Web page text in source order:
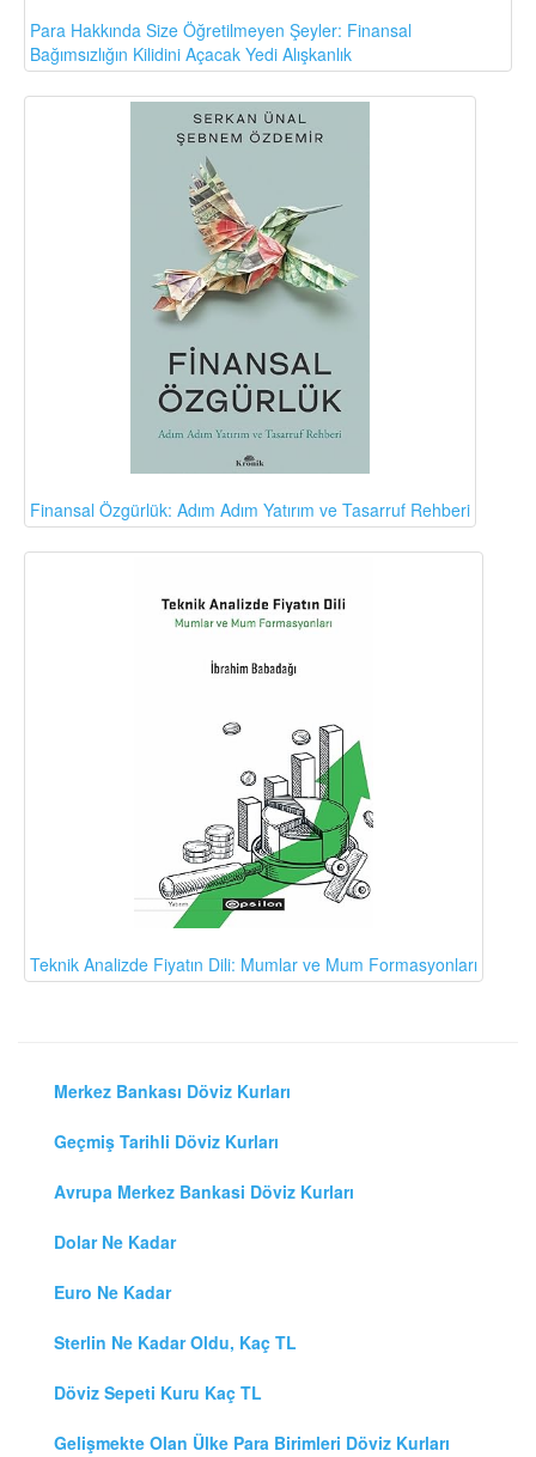
Para Hakkında Size Öğretilmeyen Şeyler: Finansal
Bağımsızlığın Kilidini Açacak Yedi Alışkanlık
Finansal Özgürlük: Adım Adım Yatırım ve Tasarruf Rehberi
Teknik Analizde Fiyatın Dili: Mumlar ve Mum Formasyonları
Merkez Bankası Döviz Kurları
Geçmiş Tarihli Döviz Kurları
Avrupa Merkez Bankasi Döviz Kurları
Dolar Ne Kadar
Euro Ne Kadar
Sterlin Ne Kadar Oldu, Kaç TL
Döviz Sepeti Kuru Kaç TL
Gelişmekte Olan Ülke Para Birimleri Döviz Kurları